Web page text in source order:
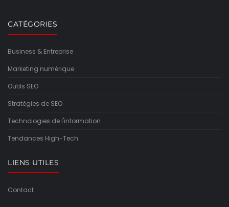
CATÉGORIES
Business & Entreprise
Marketing numérique
Outils SEO
Stratégies de SEO
Technologies de l'information
Tendances High-Tech
LIENS UTILES
Contact